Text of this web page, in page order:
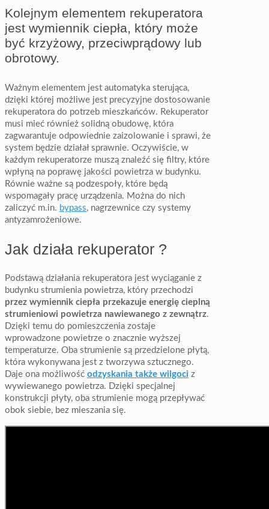
Kolejnym elementem rekuperatora
jest wymiennik ciepła, który może
być krzyżowy, przeciwprądowy lub
obrotowy.
Ważnym elementem jest automatyka sterująca,
dzięki której możliwe jest precyzyjne dostosowanie
rekuperatora do potrzeb mieszkańców. Rekuperator
musi mieć również solidną obudowę, która
zagwarantuje odpowiednie zaizolowanie i sprawi, że
system będzie działał sprawnie. Oczywiście, w
każdym rekuperatorze muszą znaleźć się filtry, które
wpłyną na poprawę jakości powietrza w budynku.
Równie ważne są podzespoły, które będą
wspomagały pracę urządzenia. Można do nich
zaliczyć m.in. bypass, nagrzewnice czy systemy
antyzamrożeniowe.
Jak działa rekuperator ?
Podstawą działania rekuperatora jest wyciąganie z
budynku strumienia powietrza, który przechodzi
przez wymiennik ciepła przekazuje energię cieplną
strumieniowi powietrza nawiewanego z zewnątrz.
Dzięki temu do pomieszczenia zostaje
wprowadzone powietrze o znacznie wyższej
temperaturze. Oba strumienie są przedzielone płytą,
która wykonywana jest z tworzywa sztucznego.
Daje ona możliwość odzyskania także wilgoci z
wywiewanego powietrza. Dzięki specjalnej
konstrukcji płyty, oba strumienie mogą przepływać
obok siebie, bez mieszania się.